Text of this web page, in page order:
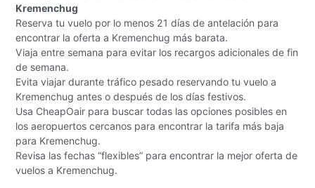
Kremenchug
Reserva tu vuelo por lo menos 21 días de antelación para
encontrar la oferta a Kremenchug más barata.
Viaja entre semana para evitar los recargos adicionales de fin
de semana.
Evita viajar durante tráfico pesado reservando tu vuelo a
Kremenchug antes o después de los días festivos.
Usa CheapOair para buscar todas las opciones posibles en
los aeropuertos cercanos para encontrar la tarifa más baja
para Kremenchug.
Revisa las fechas “flexibles” para encontrar la mejor oferta de
vuelos a Kremenchug.